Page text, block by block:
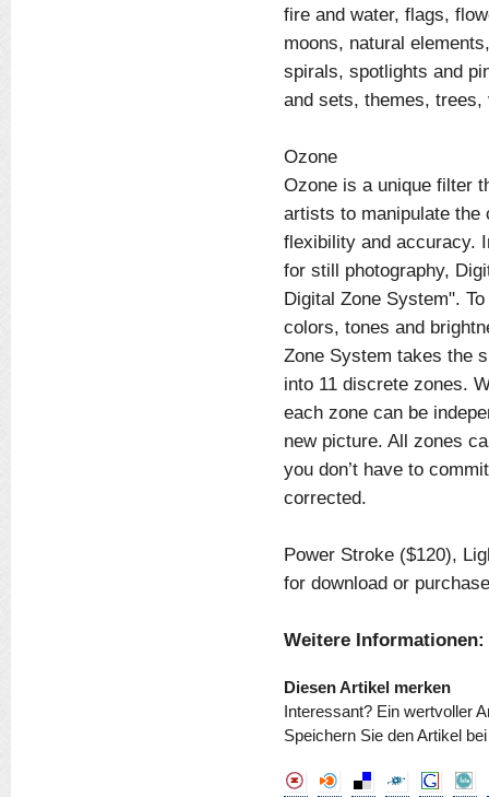
fire and water, flags,
moons, natural
spirals, spotlights and
and sets, themes,
Ozone
Ozone is a unique filter
artists to manipulate the
flexibility and accuracy.
for still photography,
Digital Zone System".
colors, tones and
Zone System takes the
into 11 discrete zones.
each zone can be
new picture. All zones
you don’t have to
corrected.
Power Stroke ($120),
for download or
Weitere Informationen:
Diesen Artikel merken
Interessant? Ein wertvoller
Speichern Sie den Artikel